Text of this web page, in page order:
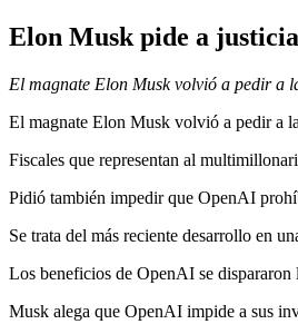
Elon Musk pide a
El magnate Elon Musk volvió a pedir a
El magnate Elon Musk volvió a pedir a
Fiscales que representan al
Pidió también impedir que OpenAI
Se trata del más reciente desarrollo en
Los beneficios de OpenAI se
Musk alega que OpenAI impide a sus